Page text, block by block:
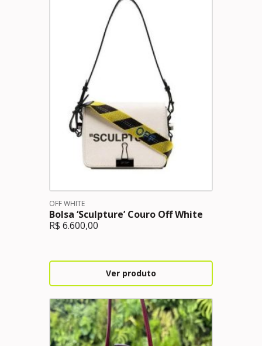
OFF WHITE
Bolsa ‘Sculpture’ Couro Off White
R$ 6.600,00
Ver produto